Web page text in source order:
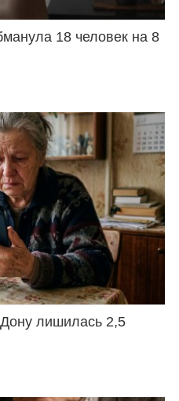
18 человек на 8
лишилась 2,5